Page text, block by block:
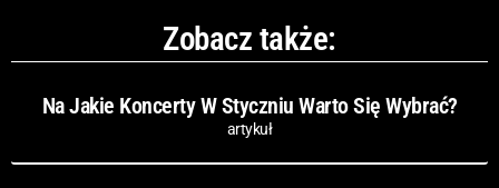
Zobacz także:
Na Jakie Koncerty W Styczniu Warto Się Wybrać?
artykuł